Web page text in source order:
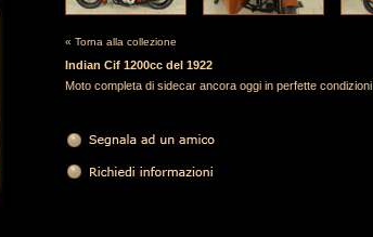
Indian Cif 1200cc del 1922
« Torna alla collezione
Moto completa di sidecar ancora oggi in perfette condizioni.